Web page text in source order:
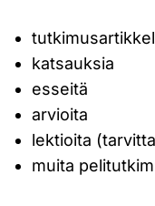
katsauksia
esseitä
arvioita
lektioita
muita